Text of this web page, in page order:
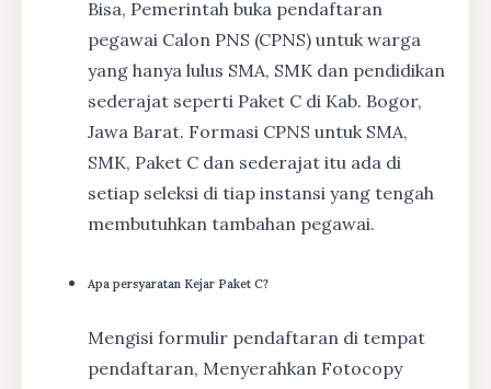
Bisa, Pemerintah buka pendaftaran
pegawai Calon PNS (CPNS) untuk warga
yang hanya lulus SMA, SMK dan pendidikan
sederajat seperti Paket C di Kab. Bogor,
Jawa Barat. Formasi CPNS untuk SMA,
SMK, Paket C dan sederajat itu ada di
setiap seleksi di tiap instansi yang tengah
membutuhkan tambahan pegawai.
Apa persyaratan Kejar Paket C?
Mengisi formulir pendaftaran di tempat
pendaftaran, Menyerahkan Fotocopy